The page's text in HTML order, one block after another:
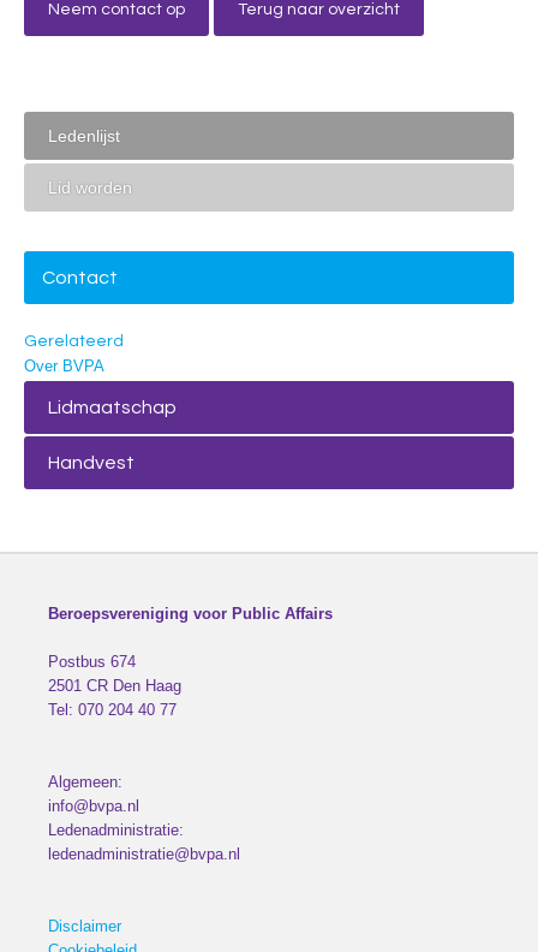
Neem contact op Terug naar overzicht
Ledenlijst
Lid worden
Contact
Gerelateerd
Over BVPA
Lidmaatschap
Handvest
Beroepsvereniging voor Public Affairs
Postbus 674
2501 CR Den Haag
Tel: 070 204 40 77
Algemeen:
info@bvpa.nl
Ledenadministratie:
ledenadministratie@bvpa.nl
Disclaimer